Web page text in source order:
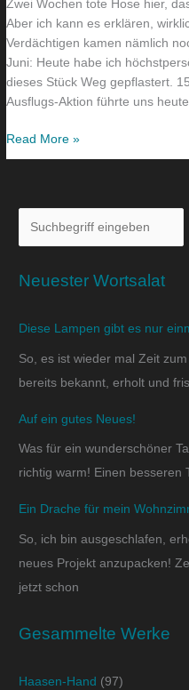
Zwei Wochen tote Hose hier,
Aber ich kann es erklären,
Verdächtigen kamen nämlich
Juni: Heute habe ich
dieses Stück Weg gepflastert.
Ausflugs-Aktion führte uns
Read More »
Neuester Wortsalat
Diese Lampen gibt es nur
So, es ist wieder mal Zeit
bereits bekannt, erholt und
Auf ein gutes Neues!
Was für ein wunderschöner
richtig warm! Einen besseren
Ein Drache für mein
So, ich bin ausgeschlafen,
neues Projekt anzupacken!
jetzt schon
Gesammelte Werke
Haasen-Hand (97)